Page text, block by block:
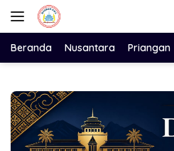
Langsung
Beranda Nusantara Priangan